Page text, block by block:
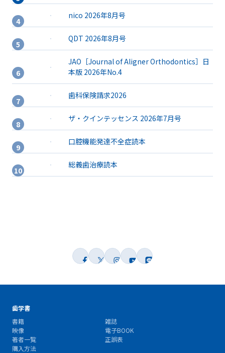
nico 2026年8月号
QDT 2026年8月号
JAO［Journal of Aligner Orthodontics］日
本版 2026年No.4
歯科保険請求2026
ザ・クインテッセンス 2026年7月号
口腔機能発達不全症読本
総義歯治療読本
歯学書
書籍
雑誌
映像
電子BOOK
著者一覧
正誤表
購入方法